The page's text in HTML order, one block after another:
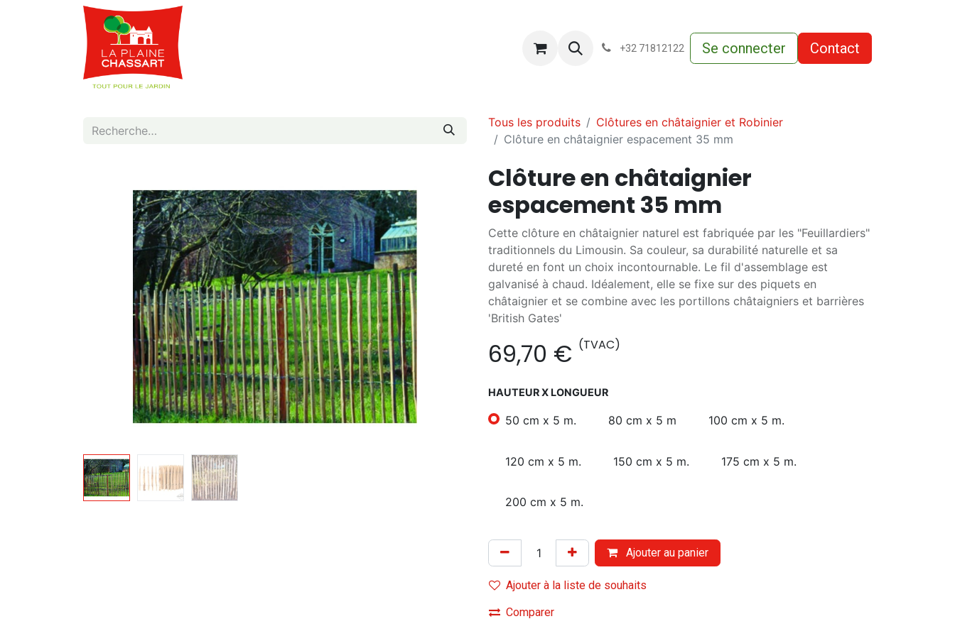
Conditions-generales-de-vente
+32 71812122 Se connecter Contact
Tous les produits
Clôtures en châtaignier et Robinier
Clôture en châtaignier espacement 35 mm
Clôture en châtaignier
espacement 35 mm
Cette clôture en châtaignier naturel est fabriquée par les "Feuillardiers"
traditionnels du Limousin. Sa couleur, sa durabilité naturelle et sa
dureté en font un choix incontournable. Le fil d'assemblage est
galvanisé à chaud. Idéalement, elle se fixe sur des piquets en
châtaignier et se combine avec les portillons châtaigniers et barrières
'British Gates'
69,70 € (TVAC)
HAUTEUR X LONGUEUR
50 cm x 5 m. 80 cm x 5 m 100 cm x 5 m.
120 cm x 5 m. 150 cm x 5 m. 175 cm x 5 m.
200 cm x 5 m.
Ajouter au panier
Ajouter à la liste de souhaits
Comparer